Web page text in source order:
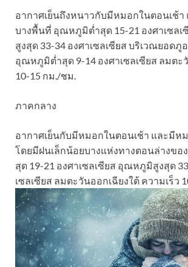
อากาศเย็นถึงหนาวกับมีหมอกในตอนเช้
บางพื้นที่ อุณหภูมิต่ำสุด 15-21 องศาเซล
สูงสุด 33-34 องศาเซลเซียส บริเวณยอดภู
อุณหภูมิต่ำสุด 9-14 องศาเซลเซียส ลมตะ
10-15 กม./ชม.
ภาคกลาง
อากาศเย็นกับมีหมอกในตอนเช้า และมีห
โดยมีฝนเล็กน้อยบางแห่งทางตอนล่างข
สุด 19-21 องศาเซลเซียส อุณหภูมิสูงสุด
เซลเซียส ลมตะวันออกเฉียงใต้ ความเร็ว